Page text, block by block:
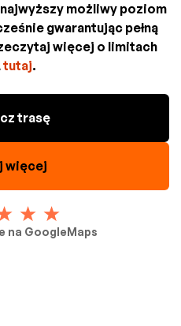
możliwy poziom
gwarantując pełną
więcej o limitach
tutaj.
trasę
więcej
na GoogleMaps